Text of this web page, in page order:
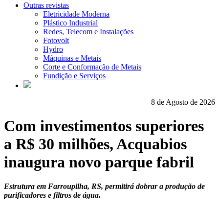
Outras revistas
Eletricidade Moderna
Plástico Industrial
Redes, Telecom e Instalações
Fotovolt
Hydro
Máquinas e Metais
Corte e Conformação de Metais
Fundição e Serviços
8 de Agosto de 2026
Com investimentos superiores
a R$ 30 milhões, Acquabios
inaugura novo parque fabril
Estrutura em Farroupilha, RS, permitirá dobrar a produção de
purificadores e filtros de água.